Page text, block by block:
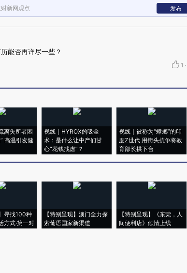
新网观点 发布
能否再详尽一些？
1 ·
离失所者困
高温引发健
视线｜HYROX的吸金
术：是什么让中产们甘
心“花钱找虐”？
视线｜被称为“蟑螂”的印
度Z世代 用街头抗争将教
育部长拱下台
寻找100种
方式·第一对
【特别呈现】澳门全力探
索葡语国家新渠道
【特别呈现】《东莞，人
间便利店》倾情上线